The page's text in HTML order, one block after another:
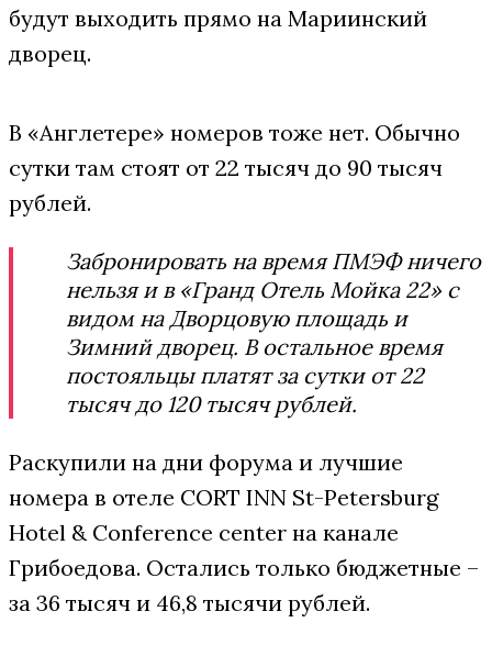
будут выходить прямо на Мариинский
дворец.
В «Англетере» номеров тоже нет. Обычно
сутки там стоят от 22 тысяч до 90 тысяч
рублей.
Забронировать на время ПМЭФ ничего
нельзя и в «Гранд Отель Мойка 22» с
видом на Дворцовую площадь и
Зимний дворец. В остальное время
постояльцы платят за сутки от 22
тысяч до 120 тысяч рублей.
Раскупили на дни форума и лучшие
номера в отеле CORT INN St-Petersburg
Hotel & Conference center на канале
Грибоедова. Остались только бюджетные –
за 36 тысяч и 46,8 тысячи рублей.